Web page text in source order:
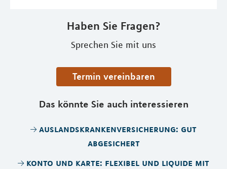
Haben Sie Fragen?
Sprechen Sie mit uns
Termin vereinbaren
Das könnte Sie auch interessieren
auslandskrankenversicherung: gut
abgesichert
konto und karte: flexibel und liquide mit